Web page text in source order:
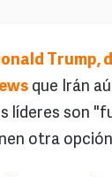
Trump,
que Irán
líderes son
otra